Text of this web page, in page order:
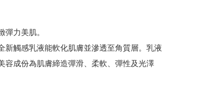
彈力美肌。
新觸感乳液能軟化肌膚並滲透至角質層。乳液
容成份為肌膚締造彈滑、柔軟、彈性及光澤